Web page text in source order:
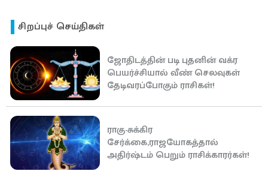
சிறப்புச் செய்திகள்
ஜோதிடத்தின் படி புதனின் வக்ர
பெயர்ச்சியால் வீண் செலவுகள்
தேடிவரப்போகும் ராசிகள்!
ராகு-சுக்கிர
சேர்க்கை,ராஜயோகத்தால்
அதிர்ஷ்டம் பெறும் ராசிக்காரர்கள்!